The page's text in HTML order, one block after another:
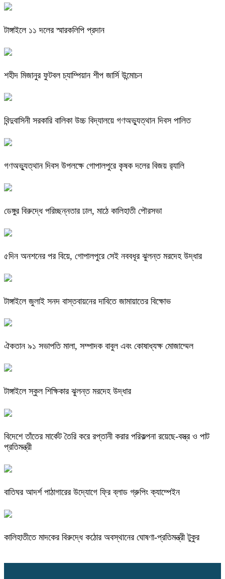
টাঙ্গাইলে ১১ দলের স্মারকলিপি প্রদান
শহীদ মিজানুর ফুটবল চ্যাম্পিয়ান শীপ জার্সি উন্মোচন
বিন্দুবাসিনী সরকারি বালিকা উচ্চ বিদ্যালয়ে গণঅভ্যুত্থান দিবস পালিত
গণঅভ্যুত্থান দিবস উপলক্ষে গোপালপুরে কৃষক দলের বিজয় র‍্যালি
ডেঙ্গুর বিরুদ্ধে পরিচ্ছন্নতার ঢাল, মাঠে কালিহাতী পৌরসভা
৫দিন অনশনের পর বিয়ে, গোপালপুরে সেই নববধূর ঝুলন্ত মরদেহ উদ্ধার
টাঙ্গাইলে জুলাই সনদ বাস্তবায়নের দাবিতে জামায়াতের বিক্ষোভ
ঐকতান ৯১ সভাপতি মালা, সম্পাদক বাবুল এবং কোষাধ্যক্ষ মোজাম্মেল
টাঙ্গাইলে স্কুল শিক্ষিকার ঝুলন্ত মরদেহ উদ্ধার
বিদেশে তাঁতের মার্কেট তৈরি করে রপ্তানী করার পরিকল্পনা রয়েছে-বস্ত্র ও পাট
প্রতিমন্ত্রী
বাতিঘর আদর্শ পাঠাগারের উদ্যোগে ফ্রি ব্লাড গ্রুপিং ক্যাম্পেইন
কালিহাতীতে মাদকের বিরুদ্ধে কঠোর অবস্থানের ঘোষণা-প্রতিমন্ত্রী টুকুর